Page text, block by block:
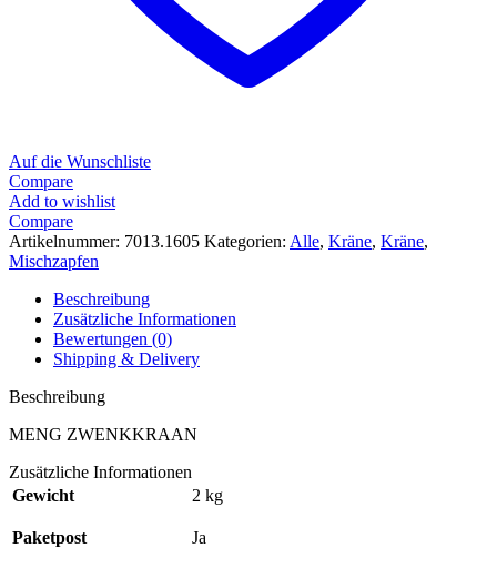
Auf die Wunschliste
Compare
Add to wishlist
Compare
Artikelnummer: 7013.1605 Kategorien: Alle, Kräne, Kräne,
Mischzapfen
Beschreibung
Zusätzliche Informationen
Bewertungen (0)
Shipping & Delivery
Beschreibung
MENG ZWENKKRAAN
Zusätzliche Informationen
Gewicht
2 kg
Paketpost Ja